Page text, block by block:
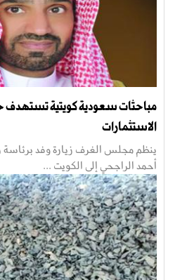
مباحثات سعودية كويتية تستهدف
الاستثمارات
ينظم مجلس الغرف زيارة وفد
أحمد الراجحي إلى الكويت ...